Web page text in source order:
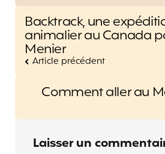
Post
navigation
Backtrack, une
animalier au Canada
Menier
Article précédent
Comment aller au
Laisser un